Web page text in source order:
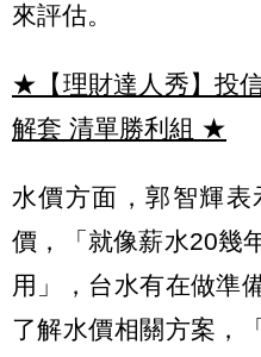
來評估。
★【理財達人秀】投
解套 清單勝利組 ★
水價方面，郭智輝
價，「就像薪水20幾
用」，台水有在做準
了解水價相關方案，